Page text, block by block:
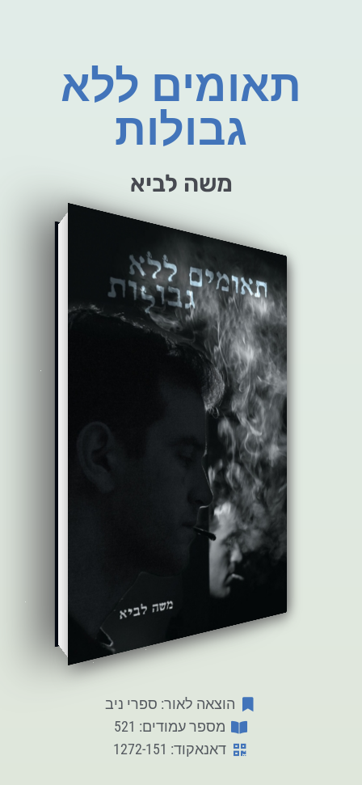
תאומים ללא
גבולות
משה לביא
הוצאה לאור: ספרי ניב
מספר עמודים: 521
דאנאקוד: 1272-151